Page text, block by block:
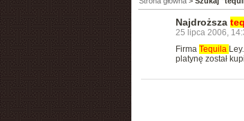
Najdroższa
25 lipca 2006,
Firma Tequila
platynę został